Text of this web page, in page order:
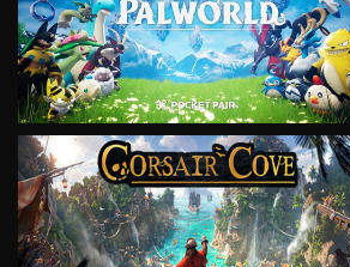
VIEW
VIEW